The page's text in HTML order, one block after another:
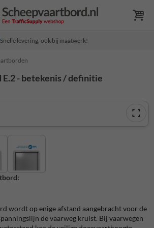
Snelle levering, ook bij maatwerk!
- betekenis / definitie
wordt op enige afstand aangebracht voor de
de vaarweg kruist. Bij vaarwegen